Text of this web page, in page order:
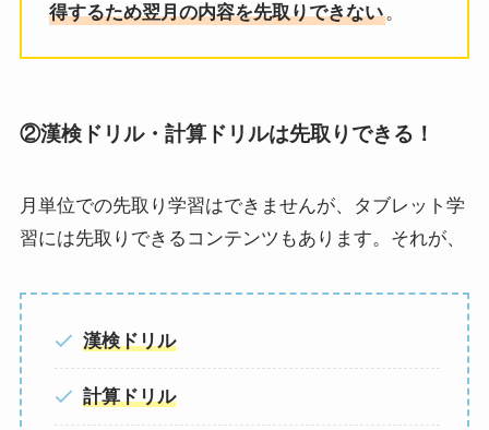
得するため翌月の内容を先取りできない。
②漢検ドリル・計算ドリルは先取りできる！
月単位での先取り学習はできませんが、タブレット学
習には先取りできるコンテンツもあります。それが、
漢検ドリル
計算ドリル